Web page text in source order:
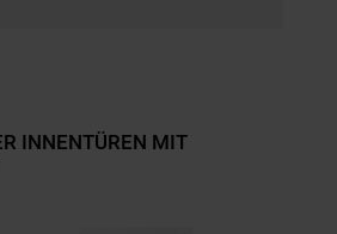
INNENTÜREN MIT